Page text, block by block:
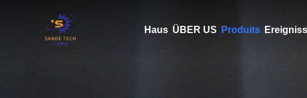
Haus ÜBER US Produits